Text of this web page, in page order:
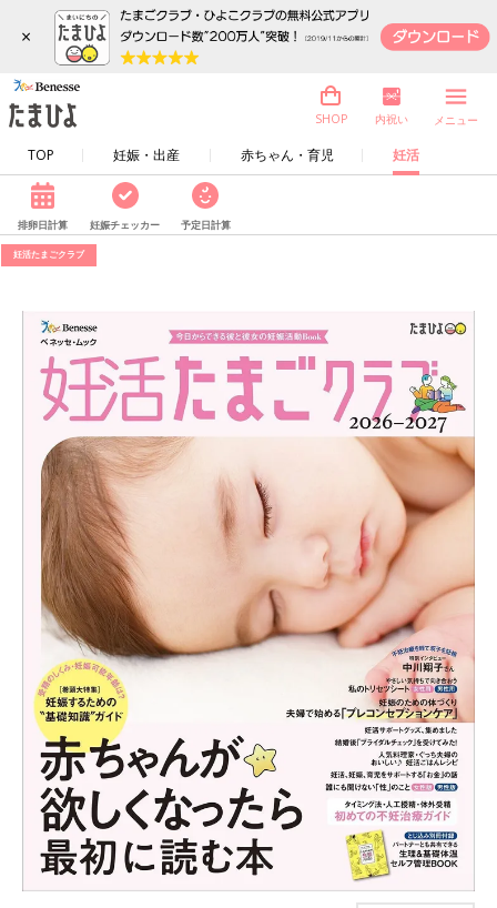
×
TOP 妊娠・出産 赤ちゃん・育児 妊活
SHOP 内祝い メニュー
排卵日計算 妊娠チェッカー 予定日計算
妊活たまごクラブ